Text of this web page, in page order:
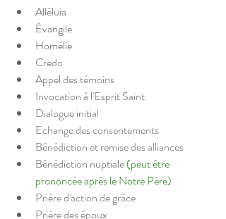
Alléluia
Évangile
Homélie
Credo
Appel des témoins
Invocation à l'Esprit Saint
Dialogue initial
Echange des consentements
Bénédiction et remise des alliances
Bénédiction nuptiale (peut être
prononcée après le Notre Père)
Prière d'action de grâce
Prière des époux